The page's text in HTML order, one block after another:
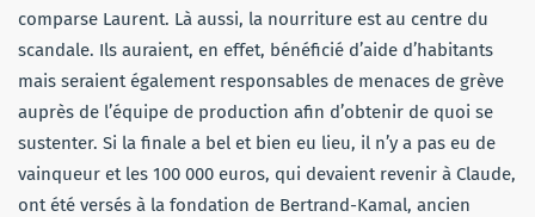
comparse Laurent. Là aussi, la nourriture est au centre du
scandale. Ils auraient, en effet, bénéficié d’aide d’habitants
mais seraient également responsables de menaces de grève
auprès de l’équipe de production afin d’obtenir de quoi se
sustenter. Si la finale a bel et bien eu lieu, il n’y a pas eu de
vainqueur et les 100 000 euros, qui devaient revenir à Claude,
ont été versés à la fondation de Bertrand-Kamal, ancien